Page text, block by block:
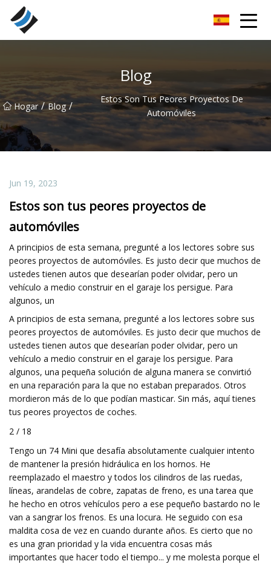
Blog
Hogar / Blog /
Estos Son Tus Peores Proyectos De
Automóviles
Jun 19, 2023
Estos son tus peores proyectos de
automóviles
A principios de esta semana, pregunté a los lectores sobre sus
peores proyectos de automóviles. Es justo decir que muchos de
ustedes tienen autos que desearían poder olvidar, pero un
vehículo a medio construir en el garaje los persigue. Para
algunos, un
A principios de esta semana, pregunté a los lectores sobre sus
peores proyectos de automóviles. Es justo decir que muchos de
ustedes tienen autos que desearían poder olvidar, pero un
vehículo a medio construir en el garaje los persigue. Para
algunos, una pequeña solución de alguna manera se convirtió
en una reparación para la que no estaban preparados. Otros
mordieron más de lo que podían masticar. Sin más, aquí tienes
tus peores proyectos de coches.
2 / 18
Tengo un 74 Mini que desafía absolutamente cualquier intento
de mantener la presión hidráulica en los hornos. He
reemplazado el maestro y todos los cilindros de las ruedas,
líneas, arandelas de cobre, zapatas de freno, es una tarea que
he hecho en otros vehículos pero a ese pequeño bastardo no le
van a sangrar los frenos. Es una locura. He seguido con esa
maldita cosa de vez en cuando durante años. Es cierto que no
es una gran prioridad y la vida encuentra cosas más
importantes que hacer todo el tiempo... y me molesta porque el